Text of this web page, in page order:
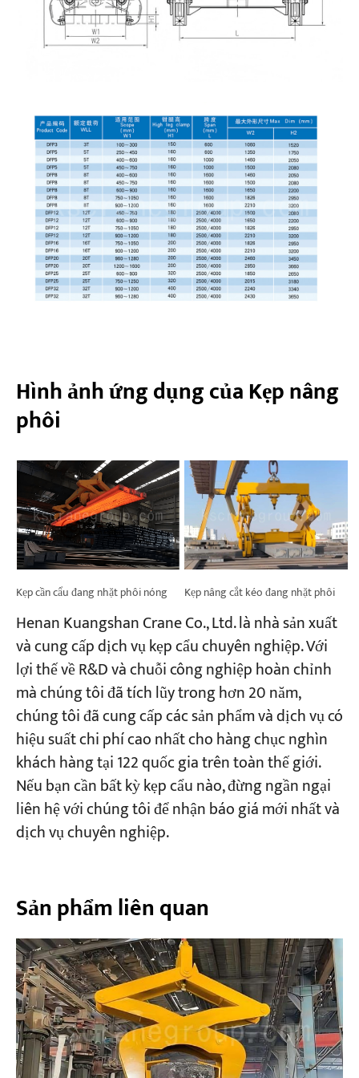
Hình ảnh ứng dụng của Kẹp nâng
phôi
Kẹp cần cẩu đang nhặt phôi nóng Kẹp nâng cắt kéo đang nhặt phôi
Henan Kuangshan Crane Co., Ltd. là nhà sản xuất
và cung cấp dịch vụ kẹp cẩu chuyên nghiệp. Với
lợi thế về R&D và chuỗi công nghiệp hoàn chỉnh
mà chúng tôi đã tích lũy trong hơn 20 năm,
chúng tôi đã cung cấp các sản phẩm và dịch vụ có
hiệu suất chi phí cao nhất cho hàng chục nghìn
khách hàng tại 122 quốc gia trên toàn thế giới.
Nếu bạn cần bất kỳ kẹp cẩu nào, đừng ngần ngại
liên hệ với chúng tôi để nhận báo giá mới nhất và
dịch vụ chuyên nghiệp.
Sản phẩm liên quan